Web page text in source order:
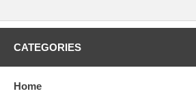
CATEGORIES
Home